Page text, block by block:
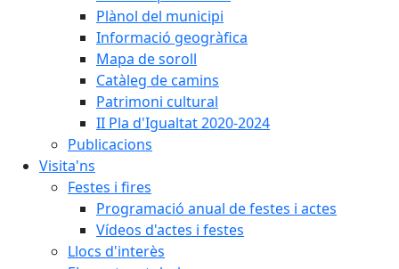
Plànol del municipi
Informació geogràfica
Mapa de soroll
Catàleg de camins
Patrimoni cultural
II Pla d'Igualtat 2020-2024
Publicacions
Visita'ns
Festes i fires
Programació anual de festes i actes
Vídeos d'actes i festes
Llocs d'interès